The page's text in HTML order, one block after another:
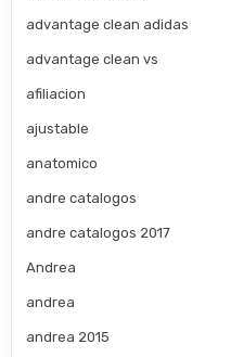
advantage clean adidas
advantage clean vs
afiliacion
ajustable
anatomico
andre catalogos
andre catalogos 2017
Andrea
andrea
andrea 2015